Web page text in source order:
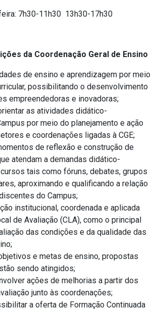
7h30-11h30 13h30-17h30
da Coordenação Geral de Ensino
de ensino e aprendizagem por meio
possibilitando o desenvolvimento
empreendedoras e inovadoras;
as atividades didático-
por meio do planejamento e ação
e coordenações ligadas à CGE;
de reflexão e construção de
atendam a demandas didático-
tais como fóruns, debates, grupos
aproximando e qualificando a relação
do Campus;
institucional, coordenada e aplicada
de Avaliação (CLA), como o principal
das condições e da qualidade das
e metas de ensino, propostas
sendo atingidos;
ações de melhorias a partir dos
junto às coordenações;
a oferta de Formação Continuada